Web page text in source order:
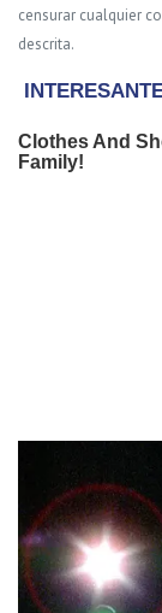
censurar cualquier
descrita.